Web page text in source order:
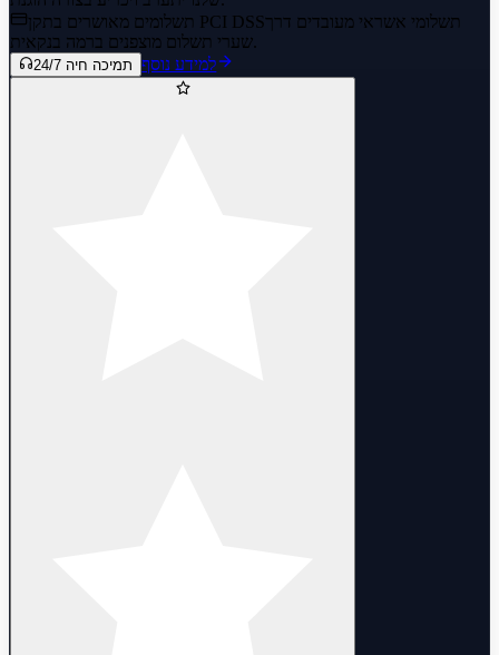
תשלומים מאושרים בתקן PCI DSSתשלומי אשראי מעובדים דרך
שערי תשלום מוצפנים ברמה בנקאית.
תמיכה חיה 24/7 למידע נוסף